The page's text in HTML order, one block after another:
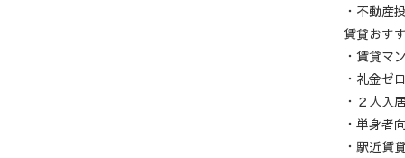
・不動産
賃貸おす
・賃貸マ
・礼金ゼロ
・２人入
・単身者
・駅近賃貸